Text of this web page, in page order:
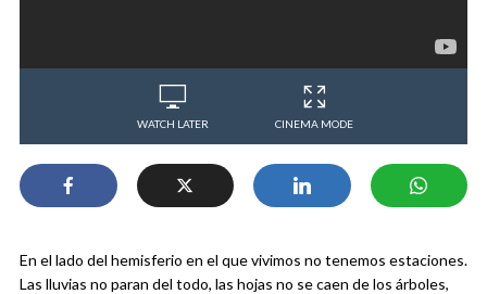
WATCH LATER CINEMA MODE
En el lado del hemisferio en el que vivimos no tenemos estaciones.
Las lluvias no paran del todo, las hojas no se caen de los árboles,